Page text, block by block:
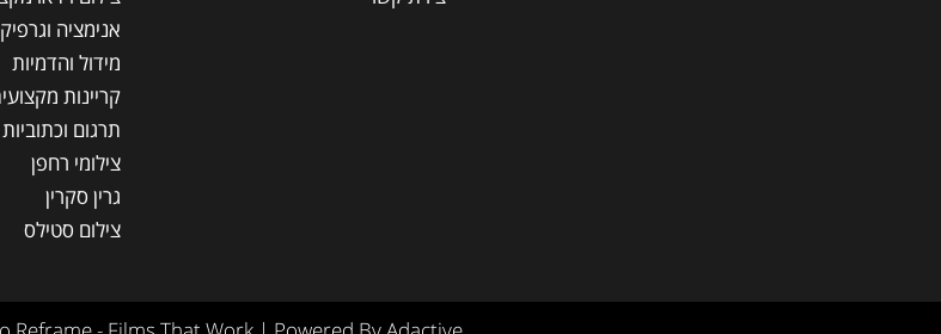
אנימציה
מידול והדמיות
קריינות
תרגום וכתוביות
צילומי רחפן
גרין סקרין
צילום סטילס